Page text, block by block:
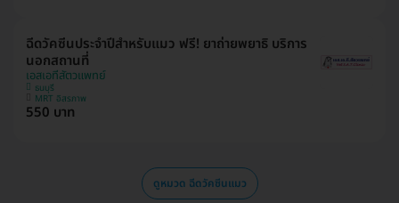
ฉีดวัคซีนประจำปีสำหรับแมว ฟรี! ยาถ่ายพยาธิ บริการ
นอกสถานที่
เอสเอทีสัตวแพทย์
ธนบุรี
MRT อิสรภาพ
550 บาท
ดูหมวด ฉีดวัคซีนแมว